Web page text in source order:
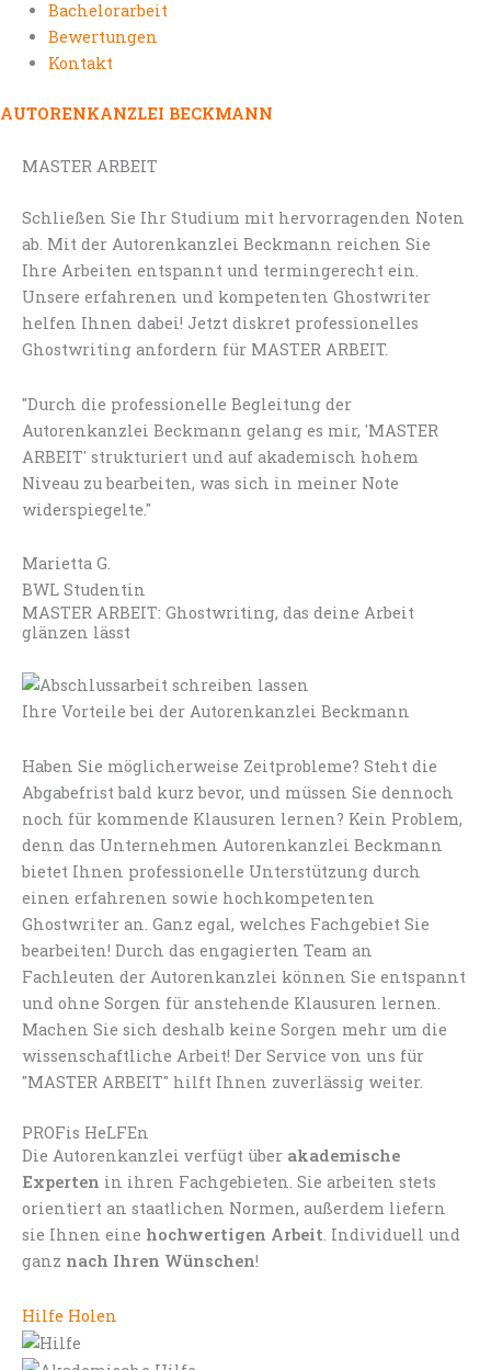
Bachelorarbeit
Bewertungen
Kontakt
AUTORENKANZLEI BECKMANN
MASTER ARBEIT
Schließen Sie Ihr Studium mit hervorragenden Noten
ab. Mit der Autorenkanzlei Beckmann reichen Sie
Ihre Arbeiten entspannt und termingerecht ein.
Unsere erfahrenen und kompetenten Ghostwriter
helfen Ihnen dabei! Jetzt diskret professionelles
Ghostwriting anfordern für MASTER ARBEIT.
"Durch die professionelle Begleitung der
Autorenkanzlei Beckmann gelang es mir, 'MASTER
ARBEIT' strukturiert und auf akademisch hohem
Niveau zu bearbeiten, was sich in meiner Note
widerspiegelte."
Marietta G.
BWL Studentin
MASTER ARBEIT: Ghostwriting, das deine Arbeit
glänzen lässt
Ihre Vorteile bei der Autorenkanzlei Beckmann
Haben Sie möglicherweise Zeitprobleme? Steht die
Abgabefrist bald kurz bevor, und müssen Sie dennoch
noch für kommende Klausuren lernen? Kein Problem,
denn das Unternehmen Autorenkanzlei Beckmann
bietet Ihnen professionelle Unterstützung durch
einen erfahrenen sowie hochkompetenten
Ghostwriter an. Ganz egal, welches Fachgebiet Sie
bearbeiten! Durch das engagierten Team an
Fachleuten der Autorenkanzlei können Sie entspannt
und ohne Sorgen für anstehende Klausuren lernen.
Machen Sie sich deshalb keine Sorgen mehr um die
wissenschaftliche Arbeit! Der Service von uns für
"MASTER ARBEIT" hilft Ihnen zuverlässig weiter.
PROFis HeLFEn
Die Autorenkanzlei verfügt über akademische
Experten in ihren Fachgebieten. Sie arbeiten stets
orientiert an staatlichen Normen, außerdem liefern
sie Ihnen eine hochwertigen Arbeit. Individuell und
ganz nach Ihren Wünschen!
Hilfe Holen